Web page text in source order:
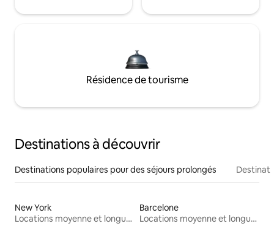
Résidence de tourisme
Destinations à découvrir
Destinations populaires pour des séjours prolongés
New York
Locations moyenne et longue durée
Barcelone
Locations moyenne et longue durée